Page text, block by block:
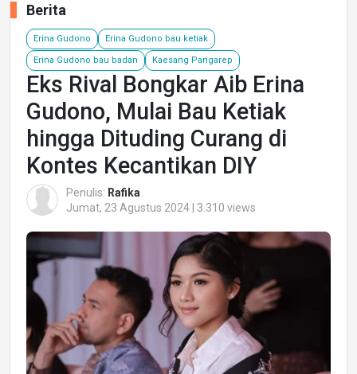
Berita
Erina Gudono Erina Gudono bau ketiak
Erina Gudono bau badan Kaesang Pangarep
Eks Rival Bongkar Aib Erina
Gudono, Mulai Bau Ketiak
hingga Dituding Curang di
Kontes Kecantikan DIY
Penulis: Rafika
Jumat, 23 Agustus 2024 | 3.310 views